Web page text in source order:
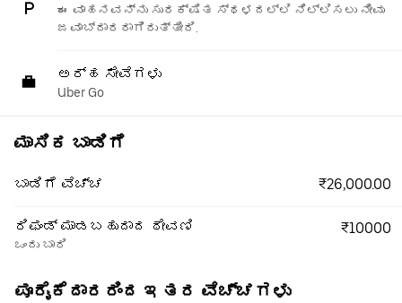
ಈ ವಾಹನವನ್ನು ಸುರಕ್ಷಿತ ಸ್ಥಳದಲ್ಲಿ ನಿಲ್ಲಿಸಲು ನೀವು
ಜವಾಬ್ದಾರರಾಗಿರುತ್ತೀರಿ.
ಅರ್ಹ ಸೇವೆಗಳು
Uber Go
ಮಾಸಿಕ ಬಾಡಿಗೆ
ಬಾಡಿಗೆ ವೆಚ್ಚ ₹26,000.00
ರಿಫಂಡ್ ಮಾಡಬಹುದಾದ ಠೇವಣಿ
ಒಂದು ಬಾರಿ
₹10000
ಪೂರೈಕೆದಾರರಿಂದ ಇತರ ವೆಚ್ಚಗಳು